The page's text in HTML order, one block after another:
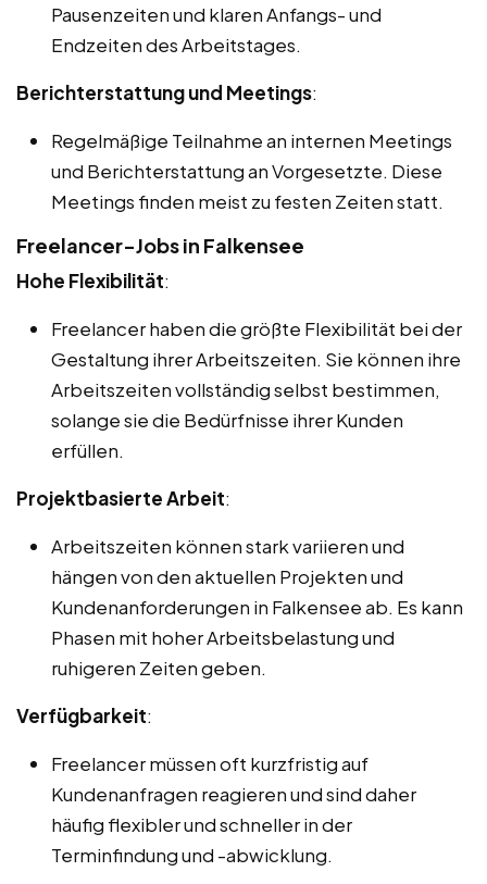
Pausenzeiten und klaren Anfangs- und
Endzeiten des Arbeitstages.
Berichterstattung und Meetings:
Regelmäßige Teilnahme an internen Meetings
und Berichterstattung an Vorgesetzte. Diese
Meetings finden meist zu festen Zeiten statt.
Freelancer-Jobs in Falkensee
Hohe Flexibilität:
Freelancer haben die größte Flexibilität bei der
Gestaltung ihrer Arbeitszeiten. Sie können ihre
Arbeitszeiten vollständig selbst bestimmen,
solange sie die Bedürfnisse ihrer Kunden
erfüllen.
Projektbasierte Arbeit:
Arbeitszeiten können stark variieren und
hängen von den aktuellen Projekten und
Kundenanforderungen in Falkensee ab. Es kann
Phasen mit hoher Arbeitsbelastung und
ruhigeren Zeiten geben.
Verfügbarkeit:
Freelancer müssen oft kurzfristig auf
Kundenanfragen reagieren und sind daher
häufig flexibler und schneller in der
Terminfindung und -abwicklung.